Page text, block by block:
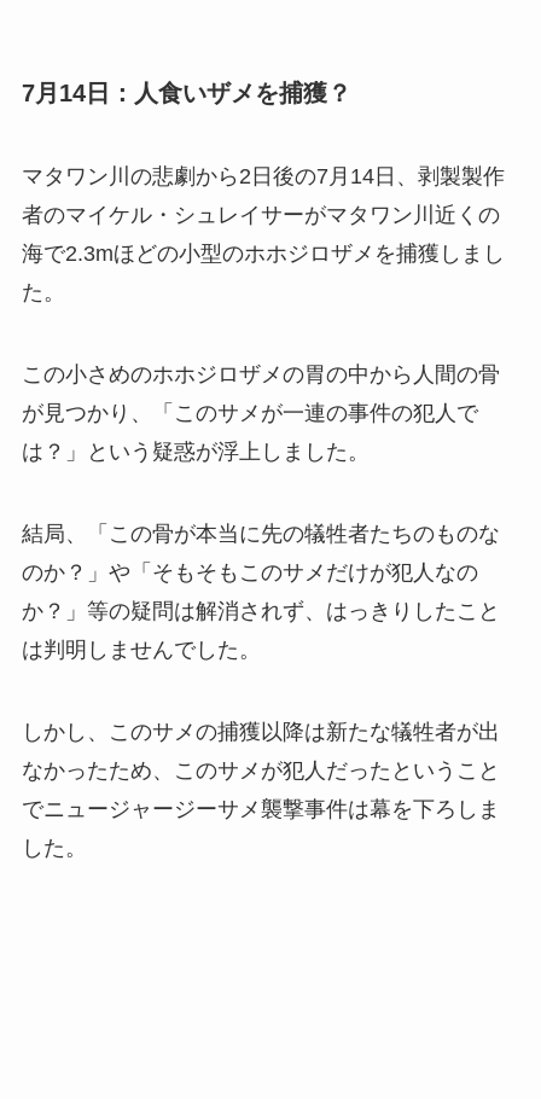
7月14日：人食いザメを捕獲？
マタワン川の悲劇から2日後の7月14日、剥製製作
者のマイケル・シュレイサーがマタワン川近くの
海で2.3mほどの小型のホホジロザメを捕獲しまし
た。
この小さめのホホジロザメの胃の中から人間の骨
が見つかり、「このサメが一連の事件の犯人で
は？」という疑惑が浮上しました。
結局、「この骨が本当に先の犠牲者たちのものな
のか？」や「そもそもこのサメだけが犯人なの
か？」等の疑問は解消されず、はっきりしたこと
は判明しませんでした。
しかし、このサメの捕獲以降は新たな犠牲者が出
なかったため、このサメが犯人だったということ
でニュージャージーサメ襲撃事件は幕を下ろしま
した。